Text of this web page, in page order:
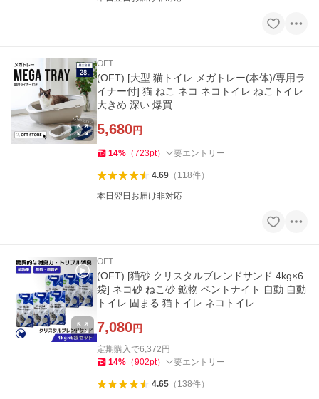
OFT
(OFT) [大型 猫トイレ メガトレー(本体)/専用ラ
イナー付] 猫 ねこ ネコ ネコトイレ ねこトイレ
大きめ 深い 爆買
5,680円
14% （723pt） 要エントリー
4.69（ 118件）
本日翌日お届け非対応
OFT
(OFT) [猫砂 クリスタルブレンドサンド 4kg×6
袋] ネコ砂 ねこ砂 鉱物 ベントナイト 自動 自動
トイレ 固まる 猫トイレ ネコトイレ
7,080円
定期購入で6,372 円
14% （902pt） 要エントリー
4.65（ 138件）